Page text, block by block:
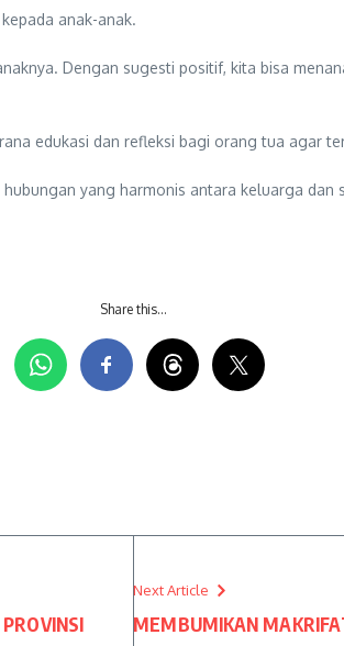
anak-anak.
Dengan sugesti positif, kita bisa
edukasi dan refleksi bagi orang tua agar
yang harmonis antara keluarga
Share this…
Next Article
MEMBUMIKAN